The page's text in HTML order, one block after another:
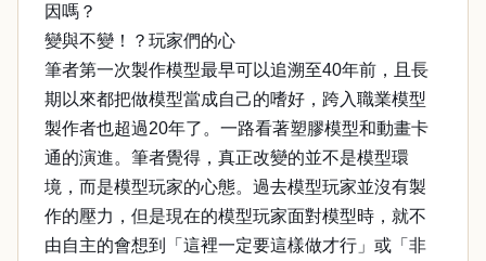
因嗎？
變與不變！？玩家們的心
筆者第一次製作模型最早可以追溯至40年前，且長
期以來都把做模型當成自己的嗜好，跨入職業模型
製作者也超過20年了。一路看著塑膠模型和動畫卡
通的演進。筆者覺得，真正改變的並不是模型環
境，而是模型玩家的心態。過去模型玩家並沒有製
作的壓力，但是現在的模型玩家面對模型時，就不
由自主的會想到「這裡一定要這樣做才行」或「非